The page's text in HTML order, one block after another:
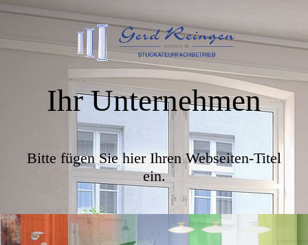
Ihr Unternehmen
Bitte fügen Sie hier Ihren Webseiten-Titel
ein.